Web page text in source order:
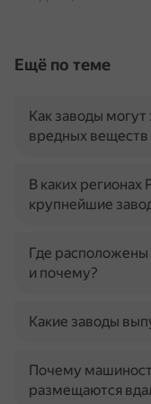
Ещё по теме
Как заводы
вредных
В каких
крупнейшие
Где расположены
и почему?
Какие заводы
Почему
размещаются